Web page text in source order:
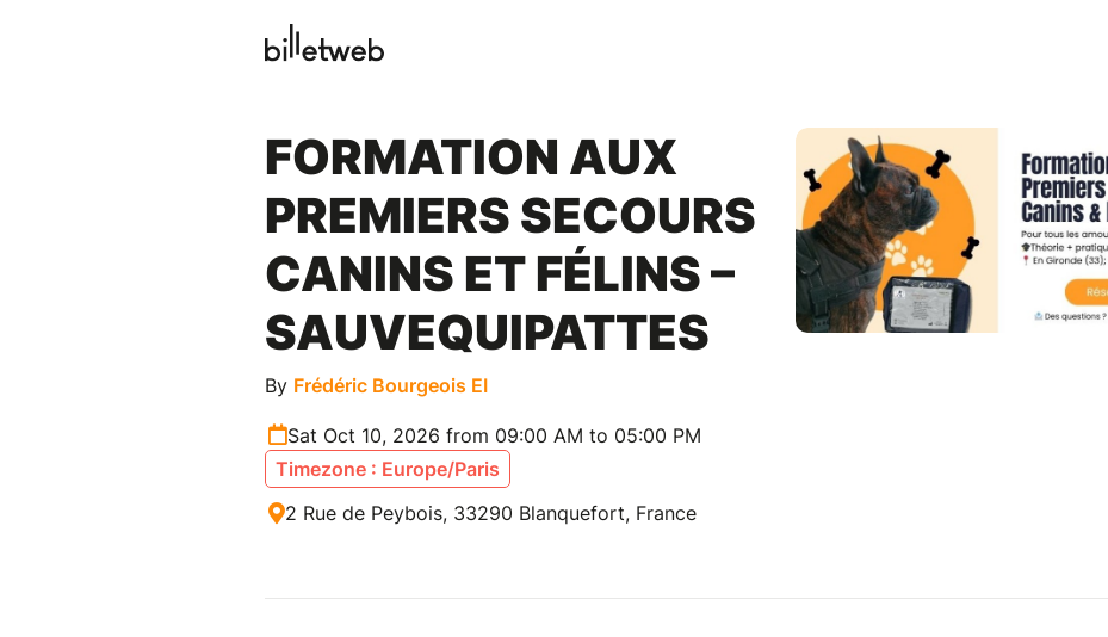
FORMATION AUX
PREMIERS SECOURS
CANINS ET FÉLINS –
SAUVEQUIPATTES
By Frédéric Bourgeois EI
Sat Oct 10, 2026 from 09:00 AM to 05:00 PM
Timezone : Europe/Paris
2 Rue de Peybois, 33290 Blanquefort, France